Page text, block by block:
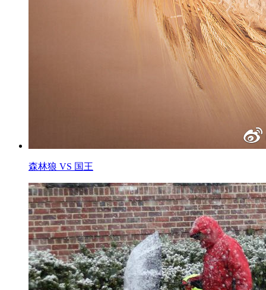
森林狼 VS 国王